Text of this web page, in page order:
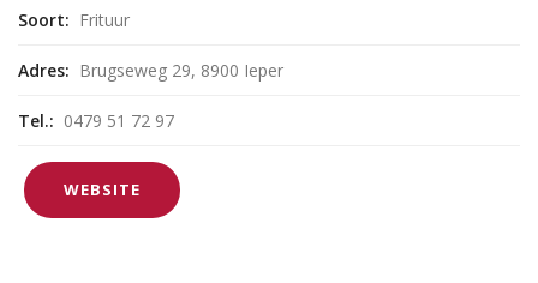
Soort: Frituur
Adres: Brugseweg 29, 8900 Ieper
Tel.: 0479 51 72 97
WEBSITE